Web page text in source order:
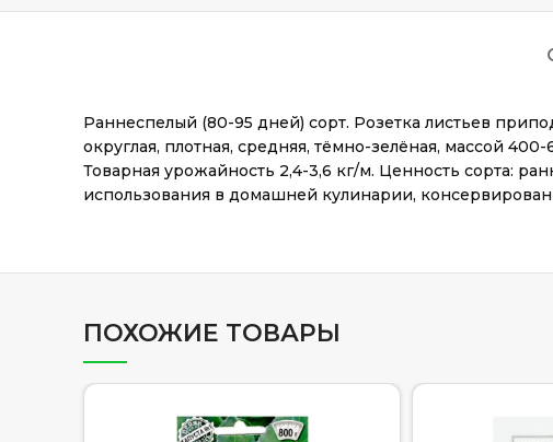
Раннеспелый (80-95 дней) сорт. Розетка листьев
округлая, плотная, средняя, тёмно-зелёная, массой
Товарная урожайность 2,4-3,6 кг/м. Ценность сорта:
использования в домашней кулинарии,
ПОХОЖИЕ ТОВАРЫ